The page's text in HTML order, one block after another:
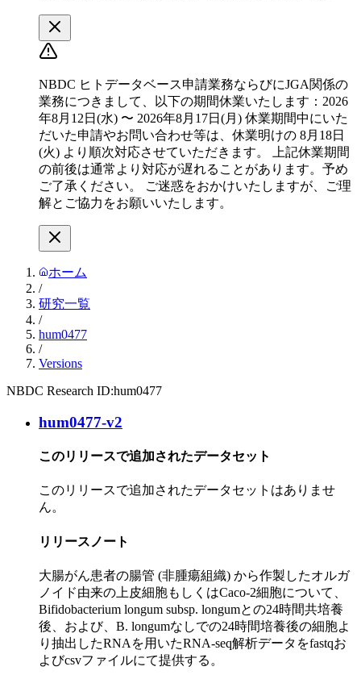
NBDC ヒトデータベース申請業務ならびにJGA関係の
業務につきまして、以下の期間休業いたします：2026
年8月12日(水) 〜 2026年8月17日(月) 休業期間中にいた
だいた申請やお問い合わせ等は、休業明けの 8月18日
(火) より順次対応させていただきます。 上記休業期間
の前後は通常より対応が遅れることがあります。予め
ご了承ください。 ご迷惑をおかけいたしますが、ご理
解とご協力をお願いいたします。
ホーム
/
研究一覧
/
hum0477
/
Versions
NBDC Research ID:hum0477
hum0477-v2
このリリースで追加されたデータセット
このリリースで追加されたデータセットはありませ
ん。
リリースノート
大腸がん患者の腸管 (非腫瘍組織) から作製したオルガ
ノイド由来の上皮細胞もしくはCaco-2細胞について、
Bifidobacterium longum subsp. longumとの24時間共培養
後、および、B. longumなしでの24時間培養後の細胞よ
り抽出したRNAを用いたRNA-seq解析データをfastqお
よびcsvファイルにて提供する。